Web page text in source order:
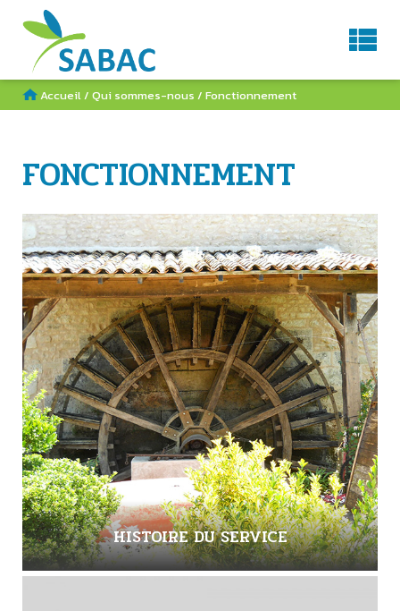
Service d'Aménagement du BAssin de la Charente
RECHERCHE
Accueil/ Qui sommes-nous / Fonctionnement
FONCTIONNEMENT
HISTOIRE DU SERVICE